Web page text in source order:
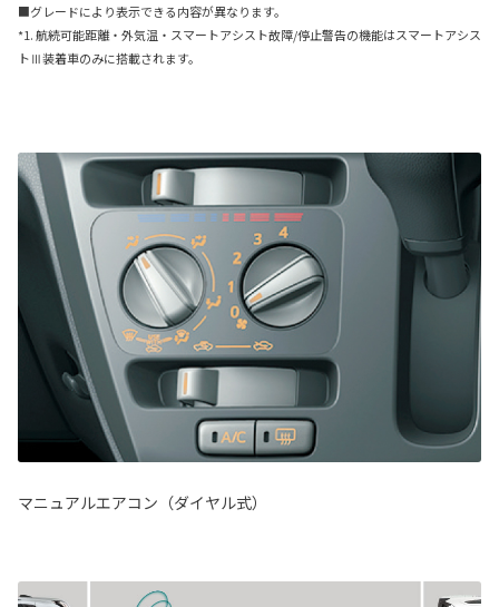
■グレードにより表示できる内容が異なります。
*1. 航続可能距離・外気温・スマートアシスト故障/停止警告の機能はスマートアシス
トⅢ装着車のみに搭載されます。
マニュアルエアコン（ダイヤル式）